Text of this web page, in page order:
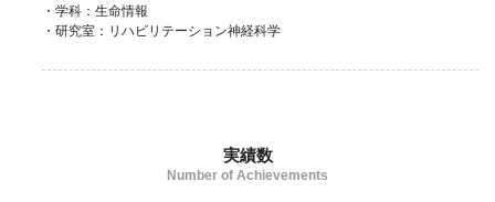
・学科：生命情報
・研究室：リハビリテーション神経科学
実績数
Number of Achievements